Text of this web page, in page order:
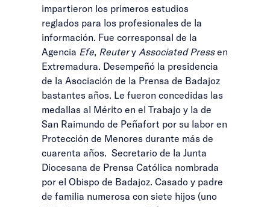
impartieron los primeros estudios
reglados para los profesionales de la
información. Fue corresponsal de la
Agencia Efe, Reutery Associated Pressen
Extremadura. Desempeñó la presidencia
de la Asociación de la Prensa de Badajoz
bastantes años. Le fueron concedidas las
medallas al Mérito en el Trabajo y la de
San Raimundo de Peñafort por su labor en
Protección de Menores durante más de
cuarenta años. Secretario de la Junta
Diocesana de Prensa Católica nombrada
por el Obispo de Badajoz. Casado y padre
de familia numerosa con siete hijos (uno